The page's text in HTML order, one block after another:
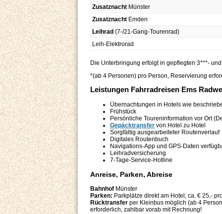
Zusatznacht Münster
Zusatznacht Emden
Leihrad (7-/21-Gang-Tourenrad)
Leih-Elektrorad
Die Unterbringung erfolgt in gepflegten 3***-
*(ab 4 Personen) pro Person, Reservierung
Leistungen Fahrradreisen Ems
Übernachtungen in Hotels wie
Frühstück
Persönliche Toureninformation vor Ort
Gepäcktransfer von Hotel zu Hotel
Sorgfältig ausgearbeiteter Routenverlauf
Digitales Routenbuch
Navigations-App und GPS-Daten
Leihradversicherung
7-Tage-Service-Hotline
Anreise, Parken, Abreise
Bahnhof Münster
Parken: Parkplätze direkt am Hotel, ca. € 25,-
Rücktransfer per Kleinbus möglich (ab 4
erforderlich, zahlbar vorab mit Rechnung!